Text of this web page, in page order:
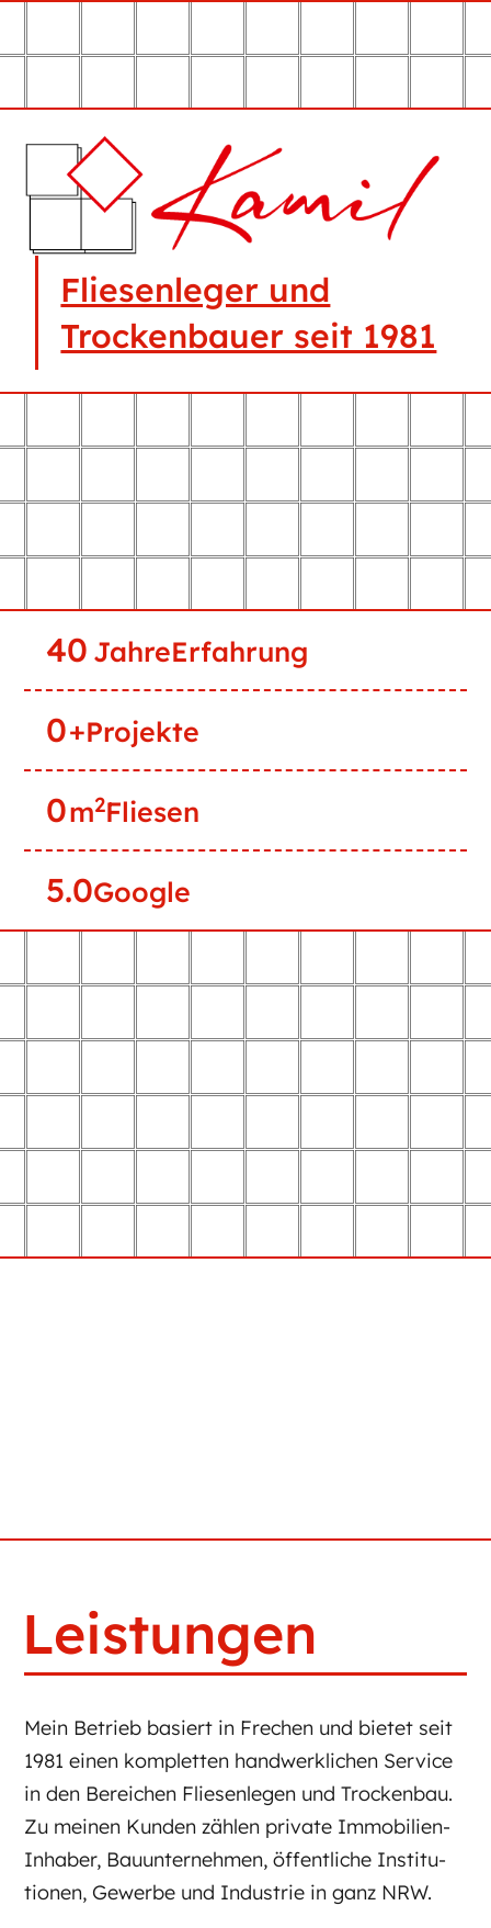
Fliesenleger und
Trockenbauer seit 1981
40 JahreErfahrung
0+Projekte
0m2Fliesen
5.0Google
Leistungen
Mein Be­trieb basiert in Frechen und bie­tet seit
1981 ei­nen kom­plet­ten hand­werk­li­chen Ser­vice
in den Be­rei­chen Flie­senle­gen und Tro­cken­bau.
Zu meinen Kun­den zählen pri­va­te Immobilien-
Inhaber, Ba­u­un­ter­neh­men, öf­fen­tli­che In­sti­tu­
tio­nen, Ge­wer­be und In­dus­trie in ganz NRW.